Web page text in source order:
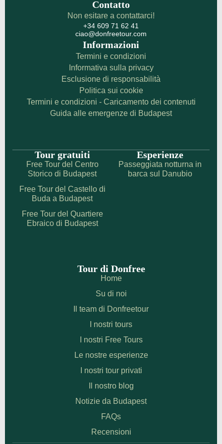
Contatto
Non esitare a contattarci!
+34 609 71 62 41
ciao@donfreetour.com
Informazioni
Termini e condizioni
Informativa sulla privacy
Esclusione di responsabilità
Politica sui cookie
Termini e condizioni - Caricamento dei contenuti
Guida alle emergenze di Budapest
Tour gratuiti
Free Tour del Centro
Storico di Budapest
Free Tour del Castello di
Buda a Budapest
Free Tour del Quartiere
Ebraico di Budapest
Esperienze
Passeggiata notturna in
barca sul Danubio
Tour di Donfree
Home
Su di noi
Il team di Donfreetour
I nostri tours
I nostri Free Tours
Le nostre esperienze
I nostri tour privati
Il nostro blog
Notizie da Budapest
FAQs
Recensioni